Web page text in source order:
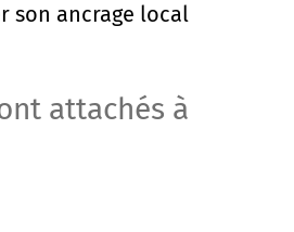
son ancrage local
attachés à